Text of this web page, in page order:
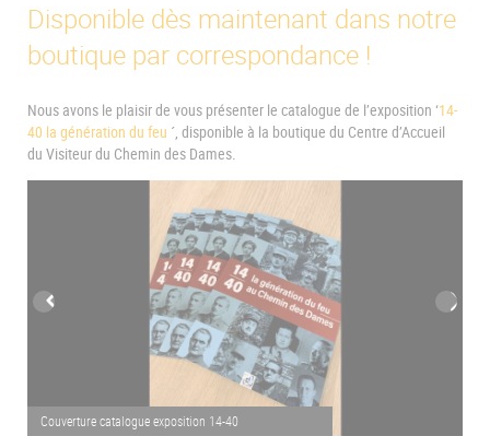
Disponible dès maintenant dans notre
boutique par correspondance !
Nous avons le plaisir de vous présenter le catalogue de l’exposition ‘14-
40 la génération du feu ´, disponible à la boutique du Centre d’Accueil
du Visiteur du Chemin des Dames.
Couverture catalogue exposition 14-40